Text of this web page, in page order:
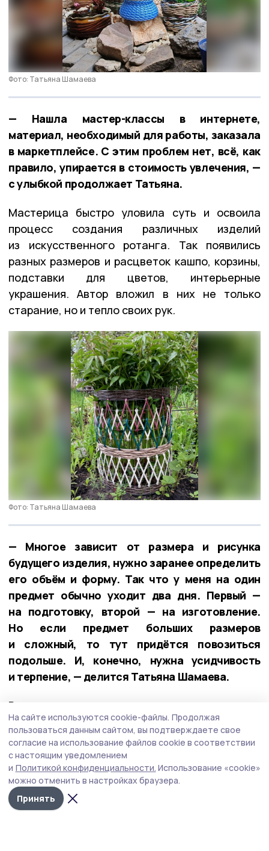
Фото: Татьяна Шамаева
— Нашла мастер-классы в интернете,
материал, необходимый для работы, заказала
в маркетплейсе. С этим проблем нет, всё, как
правило, упирается в стоимость увлечения, —
с улыбкой продолжает Татьяна.
Мастерица быстро уловила суть и освоила
процесс создания различных изделий
из искусственного ротанга. Так появились
разных размеров и расцветок кашпо, корзины,
подставки для цветов, интерьерные
украшения. Автор вложил в них не только
старание, но и тепло своих рук.
Фото: Татьяна Шамаева
— Многое зависит от размера и рисунка
будущего изделия, нужно заранее определить
его объём и форму. Так что у меня на один
предмет обычно уходит два дня. Первый —
на подготовку, второй — на изготовление.
Но если предмет больших размеров
и сложный, то тут придётся повозиться
подольше. И, конечно, нужна усидчивость
и терпение, — делится Татьяна Шамаева.
Результат труда удивил и порадовал не только
саму мастерицу, но и её родственников,
друзей, знакомых. Кто-то захотел приобрести
такие изделия, кому-то женщина
их передавала в подарок.
Татьяна признаётся, что сейчас занимается
плетением больше по необходимости, если
На сайте используются cookie-файлы. Продолжая
пользоваться данным сайтом, вы подтверждаете свое
согласие на использование файлов cookie в соответствии
с настоящим уведомлением
и Политикой конфиденциальности. Использование «cookie»
можно отменить в настройках браузера.
Принять